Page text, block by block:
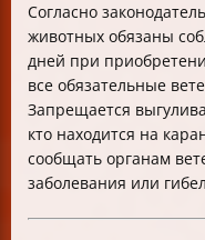
Согласно
животных обязаны
дней при
все обязательные
Запрещается
кто находится на
сообщать органам
заболевания или